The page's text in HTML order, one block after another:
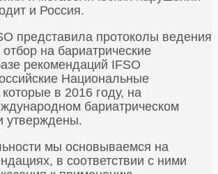
и Россия.
представила протоколы ведения
на бариатрические
рекомендаций IFSO
Национальные
в 2016 году, на
бариатрическом
утверждены.
мы основываемся на
в соответствии с ними